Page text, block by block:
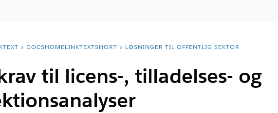
DOCSHOMELINKTEXTSHORT LØSNINGER TIL OFFENTLIG SEKTOR
til licens-, tilladelses- og